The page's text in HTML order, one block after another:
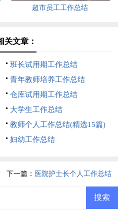
超市员工工作总结
关文章：
班长试用期工作总结
青年教师培养工作总结
仓库试用期工作总结
大学生工作总结
教师个人工作总结(精选15篇)
妇幼工作总结
下一篇： 医院护士长个人工作总结